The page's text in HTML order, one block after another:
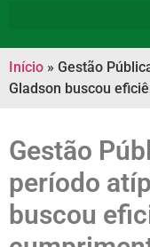
Início » Gestão
Gladson buscou
Gestão
período
buscou